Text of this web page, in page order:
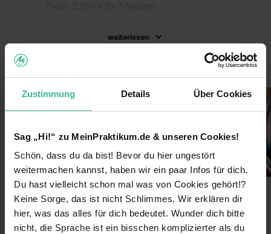
Zustimmung Details Über Cookies
Sag „Hi!“ zu MeinPraktikum.de & unseren Cookies!
Schön, dass du da bist! Bevor du hier ungestört
weitermachen kannst, haben wir ein paar Infos für dich.
Du hast vielleicht schon mal was von Cookies gehört!?
Keine Sorge, das ist nicht Schlimmes. Wir erklären dir
hier, was das alles für dich bedeutet. Wunder dich bitte
nicht, die Sprache ist ein bisschen komplizierter als du
Firmenevents und attraktive Incentives
Arbeitszeugnis für den Lebenslauf
Wir wünschen uns:
Deutsch als Muttersprache (bzw. Level C1)
weiterlesen
Benefits
Weiterbildungsmaßnahmen